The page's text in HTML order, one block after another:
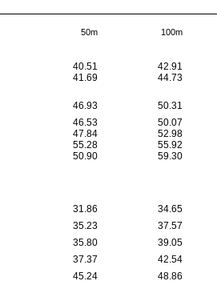
50m 100m
40.51 42.91
41.69
44.73
46.93 50.31
46.53
50.07
47.84
52.98
55.28
55.92
50.90
59.30
31.86 34.65
35.23
37.57
35.80
39.05
37.37
42.54
45.24
48.86